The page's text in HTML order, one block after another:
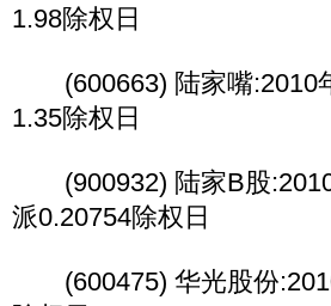
1.98除权日
(600663) 陆家嘴:2010
1.35除权日
(900932) 陆家B股:2010
派0.20754除权日
(600475) 华光股份